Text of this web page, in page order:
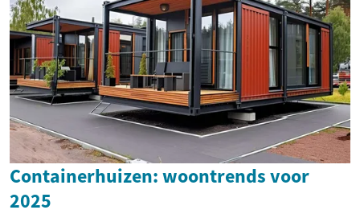
Containerhuizen: woontrends voor
2025